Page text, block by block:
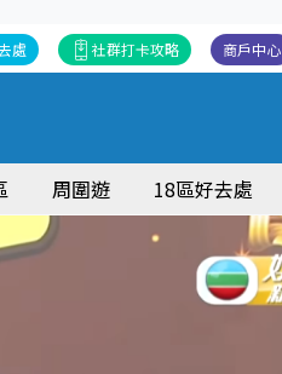
商戶中心
社群打卡攻略
處
周圍遊 18區好去處